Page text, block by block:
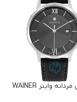
ساعت مچی مردانه واینر WAINER